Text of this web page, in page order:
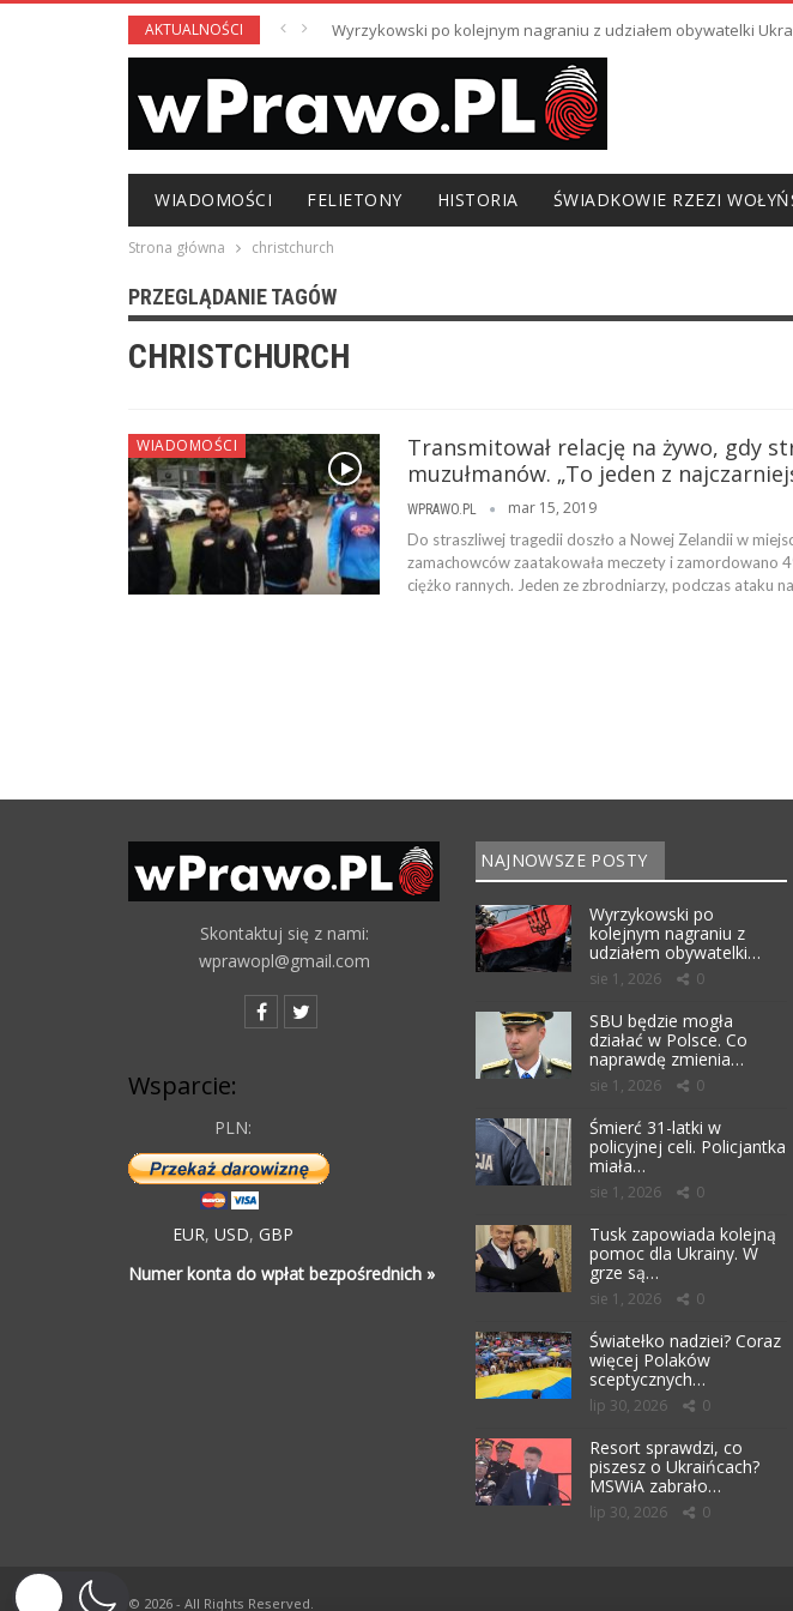
AKTUALNOŚCI Wyrzykowski po kolejnym nagraniu z udziałem obywatelki
WIADOMOŚCI FELIETONY HISTORIA ŚWIADKOWIE RZEZI
Strona główna christchurch
PRZEGLĄDANIE TAGÓW
CHRISTCHURCH
WIADOMOŚCI
Transmitował relację na żywo, gdy
muzułmanów. „To jeden z
WPRAWO.PL mar 15, 2019
Do straszliwej tragedii doszło a Nowej Zelandii w
zamachowców zaatakowała meczety i zamordowano
ciężko rannych. Jeden ze zbrodniarzy, podczas ataku
Skontaktuj się z nami:
wprawopl@gmail.com
Wsparcie:
PLN:
EUR, USD, GBP
Numer konta do wpłat bezpośrednich »
NAJNOWSZE POSTY
Wyrzykowski po
kolejnym nagraniu z
udziałem obywatelki…
sie 1, 2026 0
SBU będzie mogła
działać w Polsce. Co
naprawdę zmienia…
sie 1, 2026 0
Śmierć 31-latki w
policyjnej celi. Policjantka
miała…
sie 1, 2026 0
Tusk zapowiada kolejną
pomoc dla Ukrainy. W
grze są…
sie 1, 2026 0
Światełko nadziei? Coraz
więcej Polaków
sceptycznych…
lip 30, 2026 0
Resort sprawdzi, co
piszesz o Ukraińcach?
MSWiA zabrało…
lip 30, 2026 0
© 2026 - All Rights Reserved.